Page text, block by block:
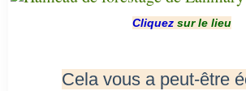
Cliquez sur le lieu
Cela vous a peut-être